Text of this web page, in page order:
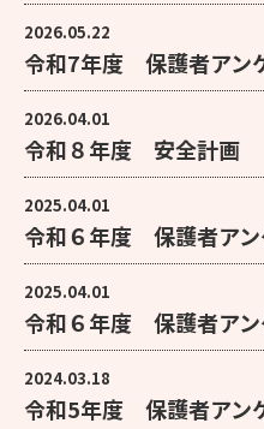
2026.05.22
令和7年度 保護者アン
2026.04.01
令和８年度 安全計画
2025.04.01
令和６年度 保護者ア
2025.04.01
令和６年度 保護者ア
2024.03.18
令和5年度 保護者ア